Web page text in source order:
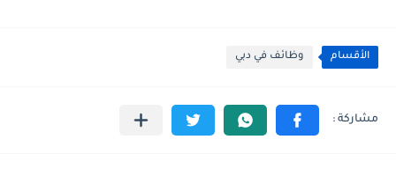
الأقسام وظائف في دبي